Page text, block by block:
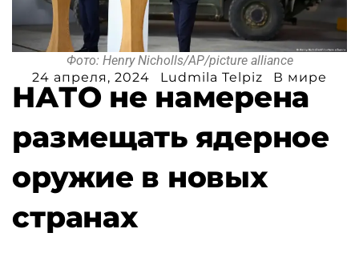
Фото: Henry Nicholls/AP/picture alliance
24 апреля, 2024
Ludmila Telpiz В мире
НАТО не намерена
размещать ядерное
оружие в новых
странах